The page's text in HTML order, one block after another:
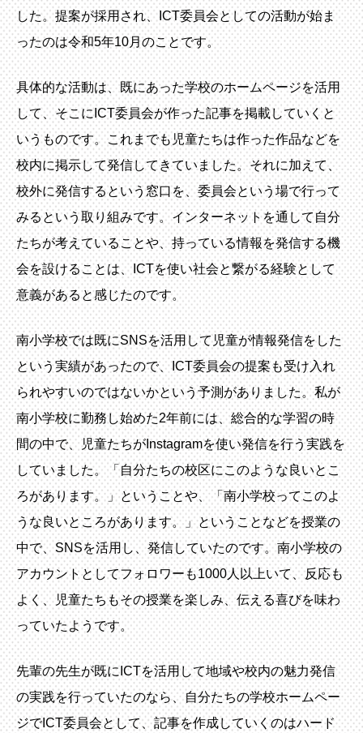
した。提案が採用され、ICT委員会としての活動が始ま
ったのは令和5年10月のことです。
具体的な活動は、既にあった学校のホームページを活用
して、そこにICT委員会が作った記事を掲載していくと
いうものです。これまでも児童たちは作った作品などを
校内に掲示して発信してきていました。それに加えて、
校外に発信するという窓口を、委員会という場で行って
みるという取り組みです。インターネットを通して自分
たちが考えていることや、持っている情報を発信する機
会を設けることは、ICTを使い社会と繋がる経験として
意義があると感じたのです。
南小学校では既にSNSを活用して児童が情報発信をした
という実績があったので、ICT委員会の提案も受け入れ
られやすいのではないかという予測がありました。私が
南小学校に勤務し始めた2年前には、総合的な学習の時
間の中で、児童たちがInstagramを使い発信を行う実践を
していました。「自分たちの校区にこのような良いとこ
ろがあります。」ということや、「南小学校ってこのよ
うな良いところがあります。」ということなどを授業の
中で、SNSを活用し、発信していたのです。南小学校の
アカウントとしてフォロワーも1000人以上いて、反応も
よく、児童たちもその授業を楽しみ、伝える喜びを味わ
っていたようです。
先輩の先生が既にICTを活用して地域や校内の魅力発信
の実践を行っていたのなら、自分たちの学校ホームペー
ジでICT委員会として、記事を作成していくのはハード